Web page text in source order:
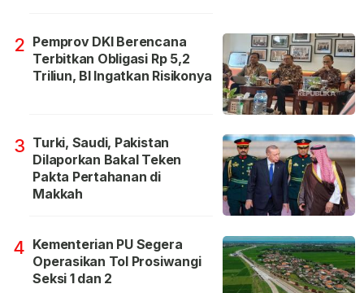
2 Pemprov DKI Berencana
Terbitkan Obligasi Rp 5,2
Triliun, BI Ingatkan Risikonya
3 Turki, Saudi, Pakistan
Dilaporkan Bakal Teken
Pakta Pertahanan di
Makkah
4 Kementerian PU Segera
Operasikan Tol Prosiwangi
Seksi 1 dan 2